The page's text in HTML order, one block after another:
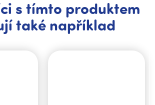
s tímto produktem
také například